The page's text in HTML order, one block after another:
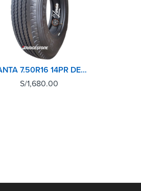
LLANTA 7.50R16 14PR DELANTERA BRIDGESTONE
S/1,680.00